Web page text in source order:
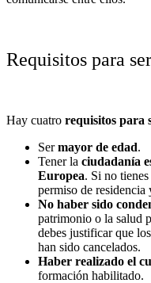
Requisitos para
Hay cuatro requisitos para
Sermayor de edad.
Tener la ciudadanía
Europea. Si no
permiso de residencia
No haber sido
patrimonio o la salud
debes justificar que
han sido cancelados.
Haber realizado el
formación habilitado.